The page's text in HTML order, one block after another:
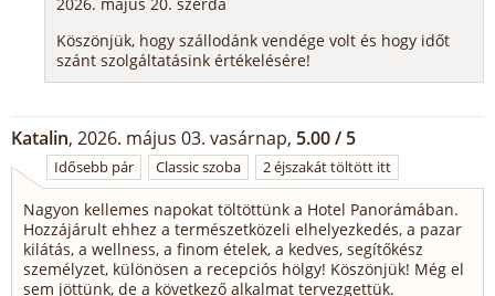
Köszönjük, hogy szállodánk vendége volt és hogy időt
szánt szolgáltatásink értékelésére!
Katalin, 2026. május 03. vasárnap, 5.00 / 5
Idősebb pár Classic szoba 2 éjszakát töltött itt
Nagyon kellemes napokat töltöttünk a Hotel Panorámában.
Hozzájárult ehhez a természetközeli elhelyezkedés, a pazar
kilátás, a wellness, a finom ételek, a kedves, segítőkész
személyzet, különösen a recepciós hölgy! Köszönjük! Még el
sem jöttünk, de a következő alkalmat tervezgettük.